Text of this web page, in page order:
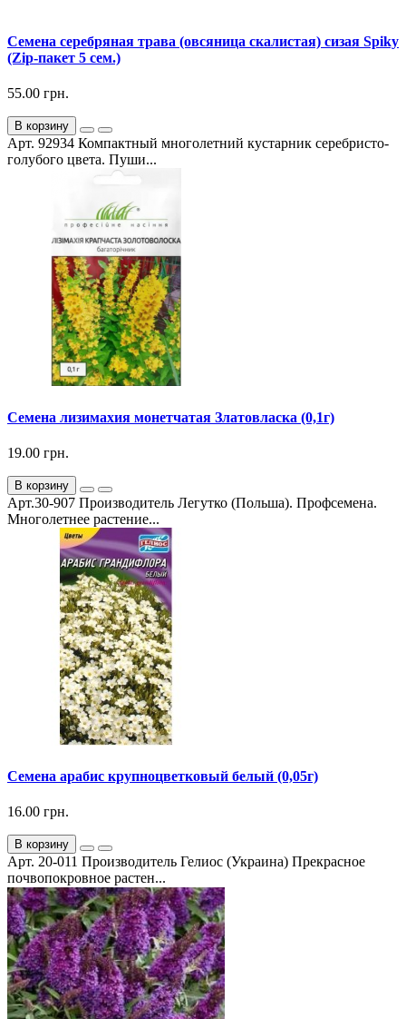
Семена серебряная трава (овсяница скалистая) сизая Spiky
(Zip-пакет 5 сем.)
55.00 грн.
В корзину
Арт. 92934 Компактный многолетний кустарник серебристо-
голубого цвета. Пуши...
Семена лизимахия монетчатая Златовласка (0,1г)
19.00 грн.
В корзину
Арт.30-907 Производитель Легутко (Польша). Профсемена.
Многолетнее растение...
Семена арабис крупноцветковый белый (0,05г)
16.00 грн.
В корзину
Арт. 20-011 Производитель Гелиос (Украина) Прекрасное
почвопокровное растен...